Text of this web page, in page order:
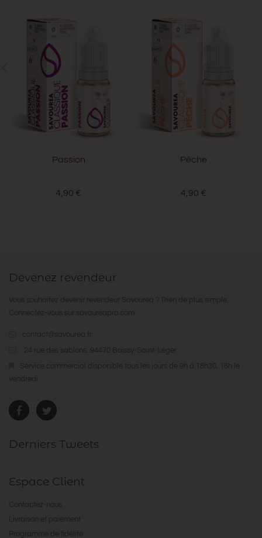
Passion
4,90 €
Pêche
4,90 €
Devenez revendeur
Derniers Tweets
Espace Client